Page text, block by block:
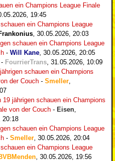
ein Champions League Finale
19:45
ein Champions League
30.05.2026, 20:03
schauen ein Champions League
- Will Kane 30.05.2026, 20:05
- FourrierTrans 31.05.2026, 10:09
schauen ein Champions
der Couch - Smeller
19 jährigen schauen ein Champions
von der Couch - Eisen
20:18
schauen ein Champions League
- Smeller 30.05.2026, 20:04
ein Champions League
30.05.2026, 19:56